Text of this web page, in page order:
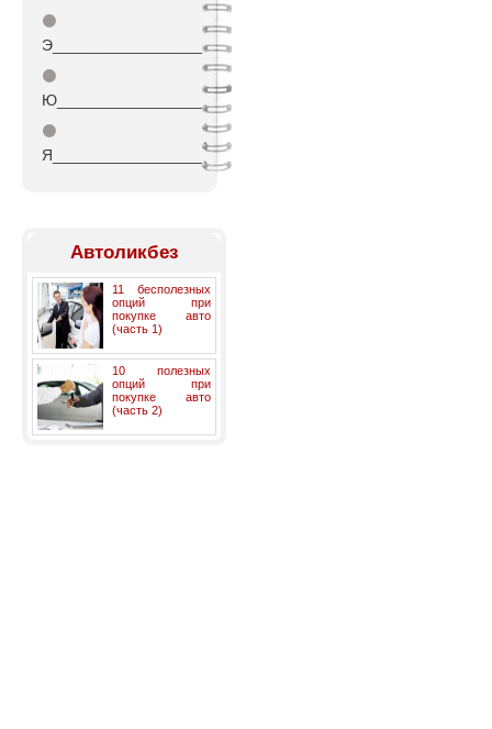
⚫
Э_________________
⚫
Ю_________________
⚫
Я_________________
Автоликбез
11 бесполезных
опций при
покупке авто
(часть 1)
10 полезных
опций при
покупке авто
(часть 2)